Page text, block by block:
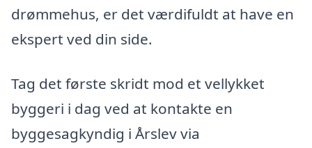
drømmehus, er det værdifuldt at have en
ekspert ved din side.
Tag det første skridt mod et vellykket
byggeri i dag ved at kontakte en
byggesagkyndig i Årslev via